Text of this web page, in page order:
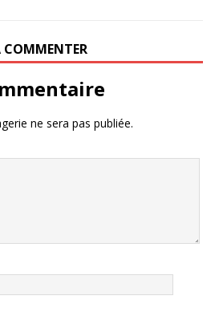
COMMENTER
ne sera pas publiée.